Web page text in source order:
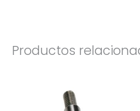
Productos